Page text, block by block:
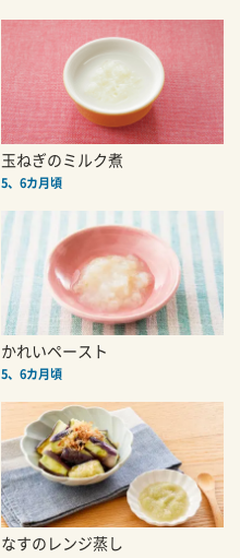
玉ねぎのミルク煮
5、6カ月頃
かれいペースト
5、6カ月頃
なすのレンジ蒸し